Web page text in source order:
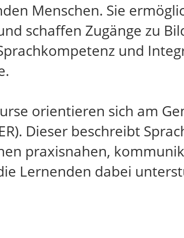
Menschen. Sie
schaffen Zugänge zu
und
orientieren sich am
Dieser beschreibt
praxisnahen,
Lernenden dabei